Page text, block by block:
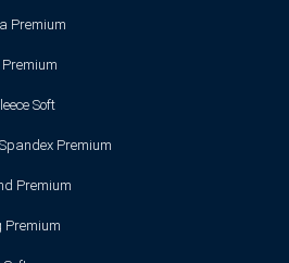
Premium
Premium
Soft
Premium
Premium
Premium